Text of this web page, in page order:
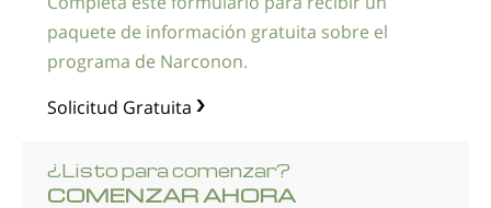
paquete de información gratuita sobre el
programa de Narconon.
Solicitud Gratuita
¿Listo para comenzar?
COMENZAR AHORA